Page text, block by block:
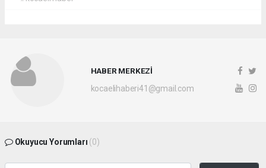
HABER MERKEZİ
kocaelihaberi41@gmail.com
Okuyucu Yorumları (0)